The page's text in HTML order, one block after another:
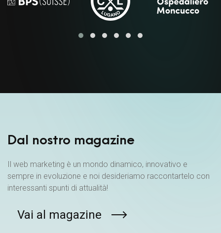
Dal nostro magazine
Il web marketing è un mondo dinamico, innovativo e
sempre in evoluzione e noi desideriamo raccontartelo con
interessanti spunti di attualità!
Vai al magazine